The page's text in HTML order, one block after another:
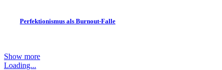
Perfektionismus als Burnout-Falle
Show more
Loading...